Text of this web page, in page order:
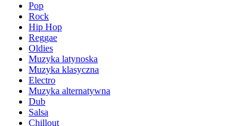
Pop
Rock
Hip Hop
Reggae
Oldies
Muzyka latynoska
Muzyka klasyczna
Electro
Muzyka alternatywna
Dub
Salsa
Chillout